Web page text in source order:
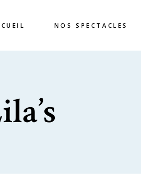
NOS SPECTACLES